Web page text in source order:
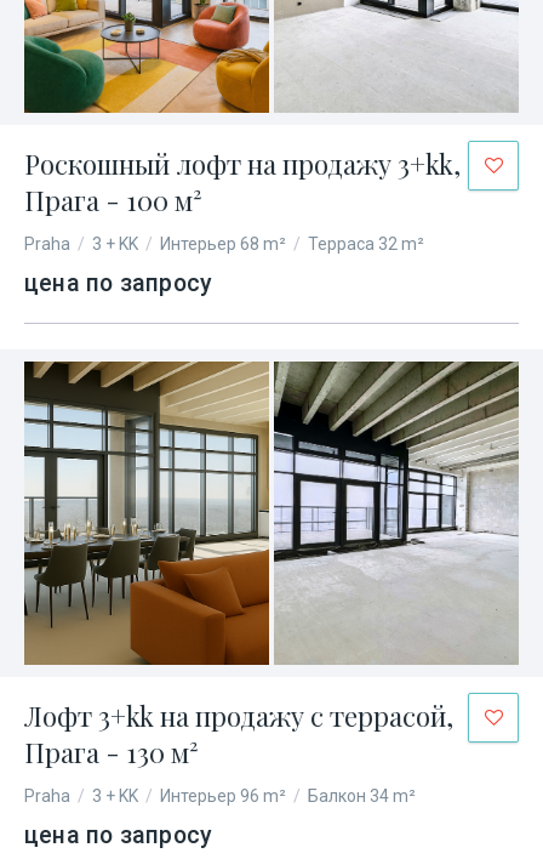
Роскошный лофт на продажу 3+kk,
Прага - 100 м²
Praha / 3 + KK / Интерьер 68 m² / Терраса 32 m²
цена по запросу
Лофт 3+kk на продажу с террасой,
Прага - 130 м²
Praha / 3 + KK / Интерьер 96 m² / Балкон 34 m²
цена по запросу